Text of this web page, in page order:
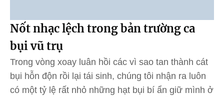
Nốt nhạc lệch trong bản trường ca
bụi vũ trụ
Trong vòng xoay luân hồi các vì sao tan thành cát
bụi hỗn độn rồi lại tái sinh, chúng tôi nhận ra luôn
có một tỷ lệ rất nhỏ những hạt bụi bí ẩn giữ mình ở